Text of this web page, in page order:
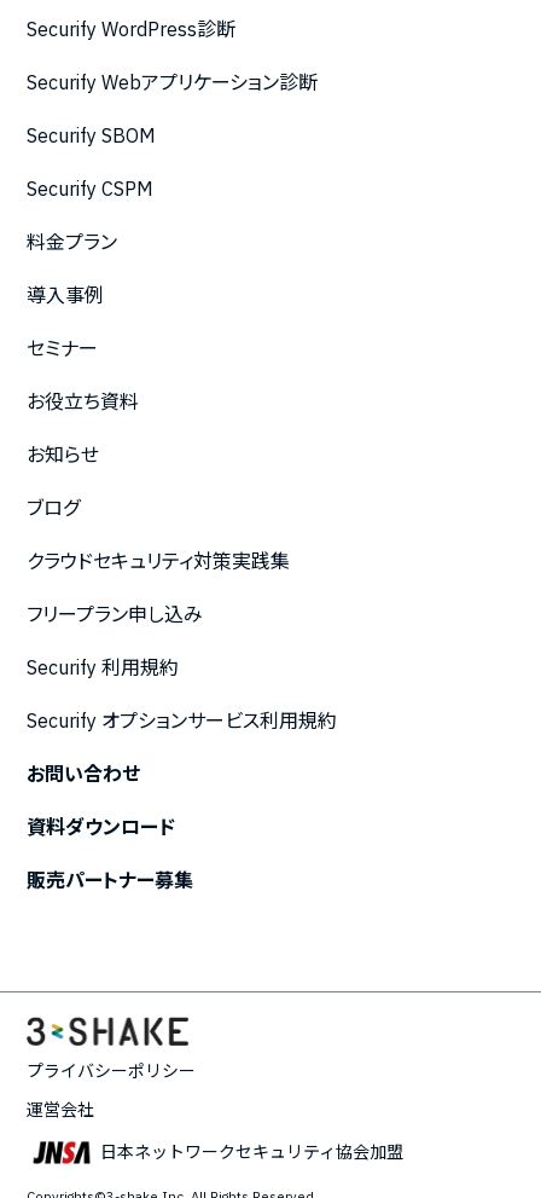
Securify WordPress診断
Securify Webアプリケーション診断
Securify SBOM
Securify CSPM
料金プラン
導入事例
セミナー
お役立ち資料
お知らせ
ブログ
クラウドセキュリティ対策実践集
フリープラン申し込み
Securify 利用規約
Securify オプションサービス利用規約
お問い合わせ
資料ダウンロード
販売パートナー募集
プライバシーポリシー
運営会社
日本ネットワークセキュリティ協会加盟